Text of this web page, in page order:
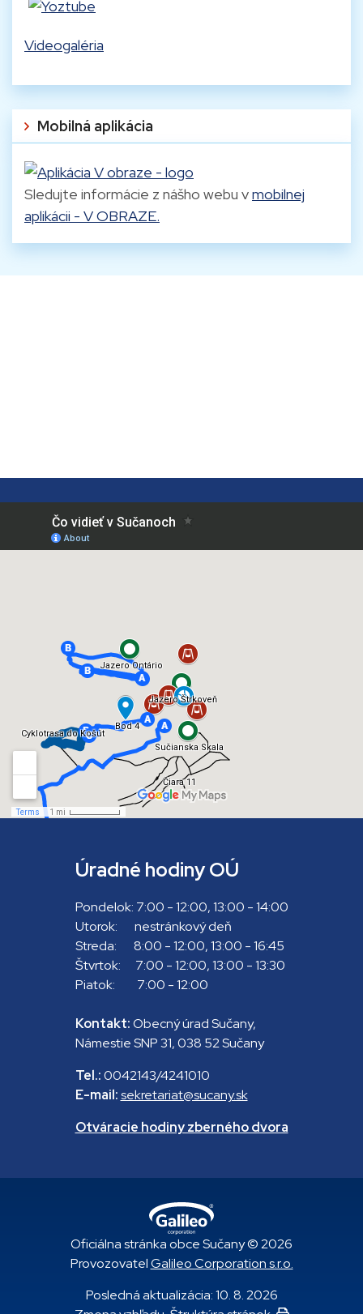
Videogaléria
Mobilná aplikácia
Sledujte informácie z nášho webu vmobilnej
aplikácii - V OBRAZE.
Úradné hodiny OÚ
Pondelok: 7:00 - 12:00, 13:00 - 14:00
Utorok: nestránkový deň
Streda: 8:00 - 12:00, 13:00 - 16:45
Štvrtok: 7:00 - 12:00, 13:00 - 13:30
Piatok: 7:00 - 12:00
Kontakt:Obecný úrad Sučany,
Námestie SNP 31, 038 52 Sučany
Tel.:0042143/4241010
E-mail:sekretariat@sucany.sk
Otváracie hodiny zberného dvora
Oficiálna stránka obce Sučany © 2026
ProvozovatelGalileo Corporation s.r.o.
Posledná aktualizácia: 10. 8. 2026